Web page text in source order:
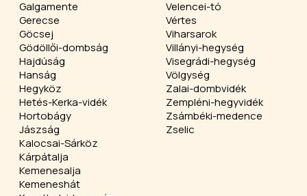
Galgamente
Gerecse
Göcsej
Gödöllői-dombság
Hajdúság
Hanság
Hegyköz
Hetés-Kerka-vidék
Hortobágy
Jászság
Kalocsai-Sárköz
Kárpátalja
Kemenesalja
Kemeneshát
Velencei-tó
Vértes
Viharsarok
Villányi-hegység
Visegrádi-hegység
Völgység
Zalai-dombvidék
Zempléni-hegyvidék
Zsámbéki-medence
Zselic